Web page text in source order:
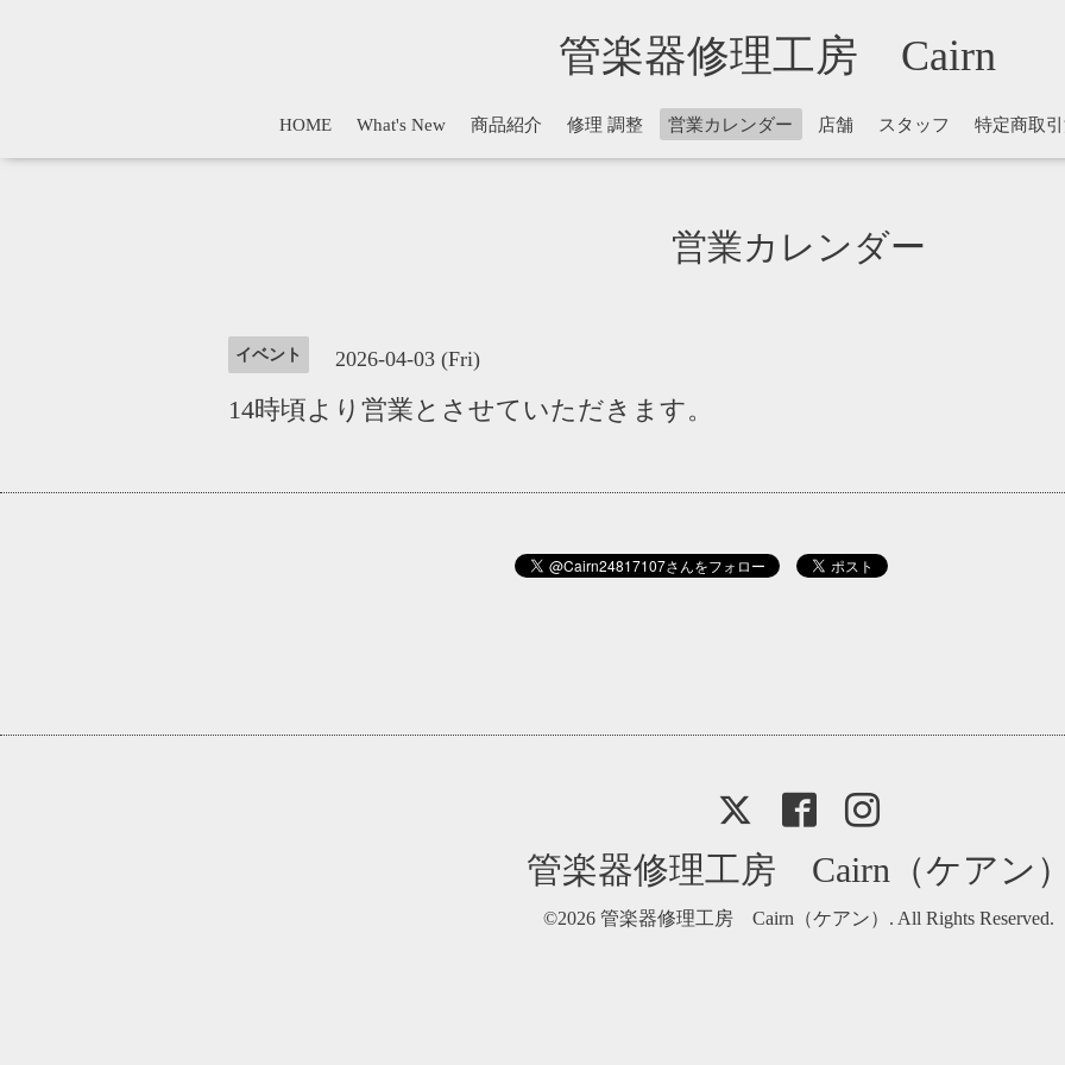
管楽器修理工房 Cairn
HOME What's New 商品紹介 修理 調整 営業カレンダー 店舗 スタッフ 特定商取
営業カレンダー
イベント 2026-04-03 (Fri)
14時頃より営業とさせていただきます。
管楽器修理工房 Cairn（ケアン
©2026 管楽器修理工房 Cairn（ケアン） . All Rights Reserved.